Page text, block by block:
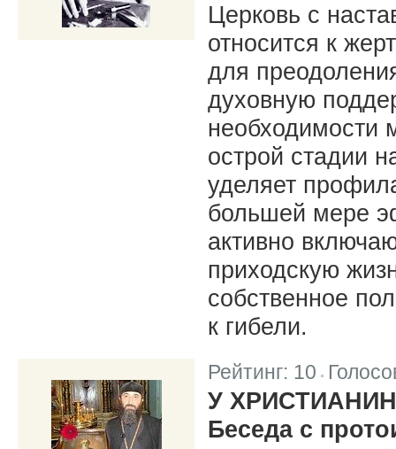
Церковь с
относится к
для
духовную
необходимости
острой стадии
уделяет
большей мере
активно
приходскую
собственное
к гибели.
Рейтинг: 10
У
Беседа с